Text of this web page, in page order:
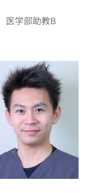
医学部助教B